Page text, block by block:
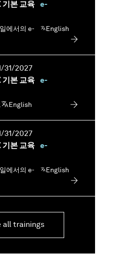
하는 시스템
를 실행하는 듀얼 스크린
린에는 VGSTUDIO MAX
린에는 교육 컨텐츠 시청
3-버튼 마우스
셋／헤드폰이 유용할 수
결（최소 5 Mbit/s，10
）
기본 교육
e-
에서의 e-
English
31/2027
기본 교육
e-
English
31/2027
기본 교육
e-
에서의 e-
English
all trainings